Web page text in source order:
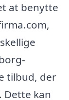
at benytte
tilbud, der
Dette kan